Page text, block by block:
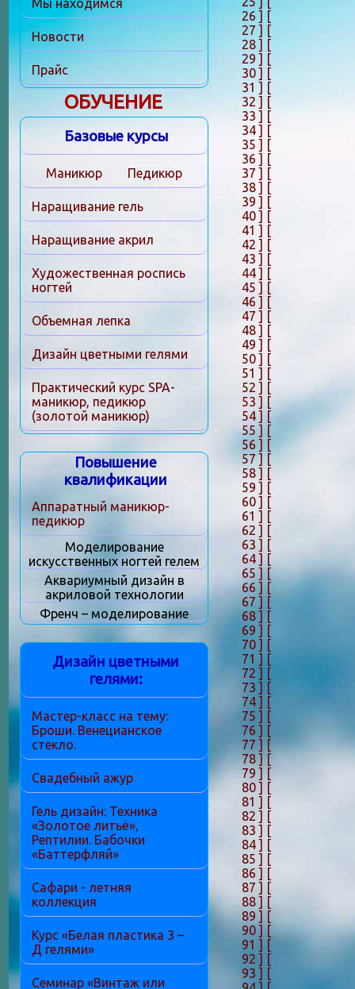
26 ] [
27 ] [
28 ] [
29 ] [
30 ] [
31 ] [
32 ] [
33 ] [
34 ] [
35 ] [
36 ] [
37 ] [
38 ] [
39 ] [
40 ] [
41 ] [
42 ] [
43 ] [
44 ] [
45 ] [
46 ] [
47 ] [
48 ] [
49 ] [
50 ] [
51 ] [
52 ] [
53 ] [
54 ] [
55 ] [
56 ] [
57 ] [
58 ] [
59 ] [
60 ] [
61 ] [
62 ] [
63 ] [
64 ] [
65 ][
66 ] [
67 ] [
68 ] [
69 ] [
70 ] [
71 ] [
72 ] [
73 ] [
74 ] [
75 ] [
76 ] [
77 ][
78 ] [
79 ] [
80 ] [
81 ] [
82 ] [
83 ] [
84 ] [
85 ] [
86 ] [
87 ] [
88 ] [
89 ] [
90 ] [
91 ] [
92 ] [
93 ] [
Мы находимся
Новости
Прайс
ОБУЧЕНИЕ
Базовые курсы
Маникюр Педикюр
Наращивание гель
Наращивание акрил
Художественная роспись
ногтей
Объемная лепка
Дизайн цветными гелями
Практический курс SPA-
маникюр, педикюр
(золотой маникюр)
Повышение
квалификации
Аппаратный маникюр-
педикюр
Моделирование
искусственных ногтей гелем
Аквариумный дизайн в
акриловой технологии
Френч – моделирование
Дизайн цветными
гелями:
Мастер-класс на тему:
Броши. Венецианское
стекло.
Свадебный ажур
Гель дизайн: Техника
«Золотое литьё»,
Рептилии. Бабочки
«Баттерфляй»
Сафари - летняя
коллекция
Курс «Белая пластика 3 –
Д гелями»
Семинар «Винтаж или